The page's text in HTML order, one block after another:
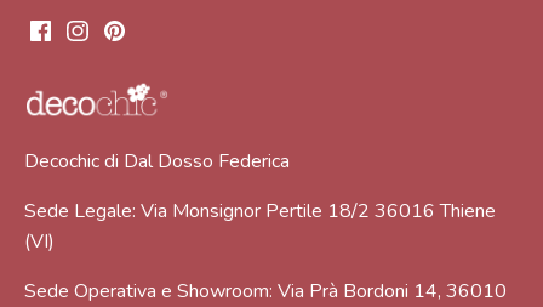
Decochic di Dal Dosso Federica
Sede Legale: Via Monsignor Pertile 18/2 36016 Thiene
(VI)
Sede Operativa e Showroom: Via Prà Bordoni 14, 36010